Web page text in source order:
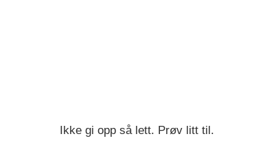
Ikke gi opp så lett. Prøv litt til.